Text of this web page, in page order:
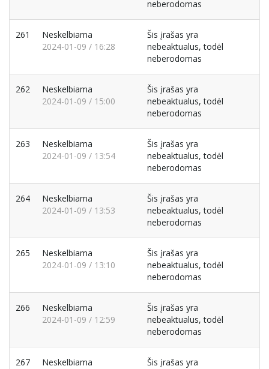
neberodomas
261
Neskelbiama
2024-01-09 / 16:28
Šis įrašas yra
nebeaktualus, todėl
neberodomas
262
Neskelbiama
2024-01-09 / 15:00
Šis įrašas yra
nebeaktualus, todėl
neberodomas
263
Neskelbiama
2024-01-09 / 13:54
Šis įrašas yra
nebeaktualus, todėl
neberodomas
264
Neskelbiama
2024-01-09 / 13:53
Šis įrašas yra
nebeaktualus, todėl
neberodomas
265
Neskelbiama
2024-01-09 / 13:10
Šis įrašas yra
nebeaktualus, todėl
neberodomas
266
Neskelbiama
2024-01-09 / 12:59
Šis įrašas yra
nebeaktualus, todėl
neberodomas
267
Neskelbiama
Šis įrašas yra